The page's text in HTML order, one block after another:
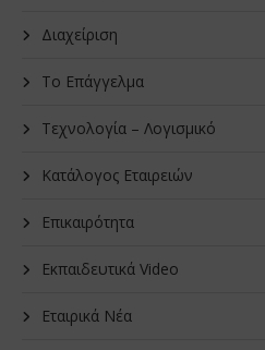
Διαχείριση
Το Επάγγελμα
Τεχνολογία – Λογισμικό
Κατάλογος Εταιρειών
Επικαιρότητα
Εκπαιδευτικά Video
Εταιρικά Νέα